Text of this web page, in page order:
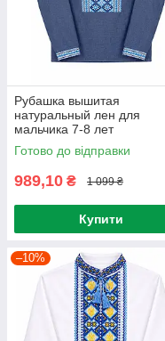
Рубашка вышитая
натуральный лен для
мальчика 7-8 лет
Готово до відправки
989,10 ₴ 1 099 ₴
Купити
–10%